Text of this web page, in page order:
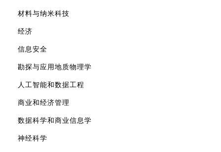
材料与纳米科技
经济
信息安全
勘探与应用地质物理学
人工智能和数据工程
商业和经济管理
数据科学和商业信息学
神经科学